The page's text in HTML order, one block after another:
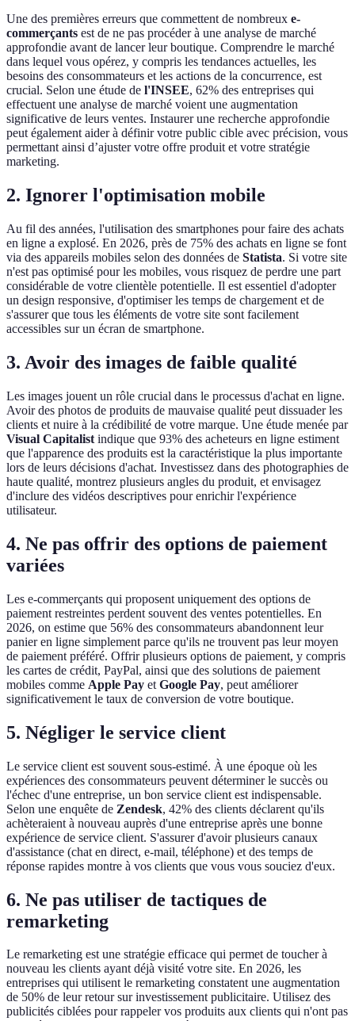
Une des premières erreurs que commettent de nombreux e-
commerçants est de ne pas procéder à une analyse de marché
approfondie avant de lancer leur boutique. Comprendre le marché
dans lequel vous opérez, y compris les tendances actuelles, les
besoins des consommateurs et les actions de la concurrence, est
crucial. Selon une étude de l'INSEE, 62% des entreprises qui
effectuent une analyse de marché voient une augmentation
significative de leurs ventes. Instaurer une recherche approfondie
peut également aider à définir votre public cible avec précision, vous
permettant ainsi d’ajuster votre offre produit et votre stratégie
marketing.
2. Ignorer l'optimisation mobile
Au fil des années, l'utilisation des smartphones pour faire des achats
en ligne a explosé. En 2026, près de 75% des achats en ligne se font
via des appareils mobiles selon des données de Statista. Si votre site
n'est pas optimisé pour les mobiles, vous risquez de perdre une part
considérable de votre clientèle potentielle. Il est essentiel d'adopter
un design responsive, d'optimiser les temps de chargement et de
s'assurer que tous les éléments de votre site sont facilement
accessibles sur un écran de smartphone.
3. Avoir des images de faible qualité
Les images jouent un rôle crucial dans le processus d'achat en ligne.
Avoir des photos de produits de mauvaise qualité peut dissuader les
clients et nuire à la crédibilité de votre marque. Une étude menée par
Visual Capitalist indique que 93% des acheteurs en ligne estiment
que l'apparence des produits est la caractéristique la plus importante
lors de leurs décisions d'achat. Investissez dans des photographies de
haute qualité, montrez plusieurs angles du produit, et envisagez
d'inclure des vidéos descriptives pour enrichir l'expérience
utilisateur.
4. Ne pas offrir des options de paiement
variées
Les e-commerçants qui proposent uniquement des options de
paiement restreintes perdent souvent des ventes potentielles. En
2026, on estime que 56% des consommateurs abandonnent leur
panier en ligne simplement parce qu'ils ne trouvent pas leur moyen
de paiement préféré. Offrir plusieurs options de paiement, y compris
les cartes de crédit, PayPal, ainsi que des solutions de paiement
mobiles comme Apple Pay et Google Pay, peut améliorer
significativement le taux de conversion de votre boutique.
5. Négliger le service client
Le service client est souvent sous-estimé. À une époque où les
expériences des consommateurs peuvent déterminer le succès ou
l'échec d'une entreprise, un bon service client est indispensable.
Selon une enquête de Zendesk, 42% des clients déclarent qu'ils
achèteraient à nouveau auprès d'une entreprise après une bonne
expérience de service client. S'assurer d'avoir plusieurs canaux
d'assistance (chat en direct, e-mail, téléphone) et des temps de
réponse rapides montre à vos clients que vous vous souciez d'eux.
6. Ne pas utiliser de tactiques de
remarketing
Le remarketing est une stratégie efficace qui permet de toucher à
nouveau les clients ayant déjà visité votre site. En 2026, les
entreprises qui utilisent le remarketing constatent une augmentation
de 50% de leur retour sur investissement publicitaire. Utilisez des
publicités ciblées pour rappeler vos produits aux clients qui n'ont pas